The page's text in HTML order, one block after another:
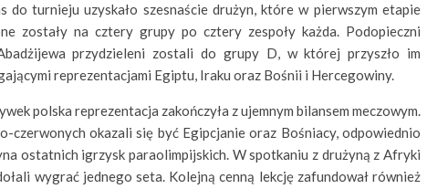
do turnieju uzyskało szesnaście drużyn, które w pierwszym etapie
zostały na cztery grupy po cztery zespoły każda. Podopieczni
przydzieleni zostali do grupy D, w której przyszło im
reprezentacjami Egiptu, Iraku oraz Bośnii i Hercegowiny.
polska reprezentacja zakończyła z ujemnym bilansem meczowym.
czerwonych okazali się być Egipcjanie oraz Bośniacy, odpowiednio
ostatnich igrzysk paraolimpijskich. W spotkaniu z drużyną z Afryki
wygrać jednego seta. Kolejną cenną lekcję zafundował również